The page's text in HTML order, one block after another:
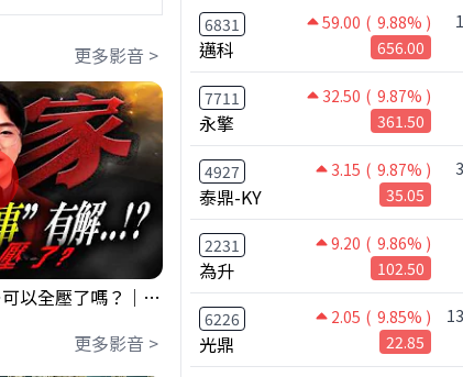
更多影音 >
【獨家】週五這事有解⋯可以全壓了嗎？｜錢進大趨勢 Mr.智霖 陳 2026/08/06
更多影音 >
6831 59.00 ( 9.88% )
邁科 656.00
7711 32.50 ( 9.87% )
永擎 361.50
4927 3.15 ( 9.87% )
泰鼎-KY 35.05
2231 9.20 ( 9.86% )
為升 102.50
6226 2.05 ( 9.85% )
光鼎 22.85